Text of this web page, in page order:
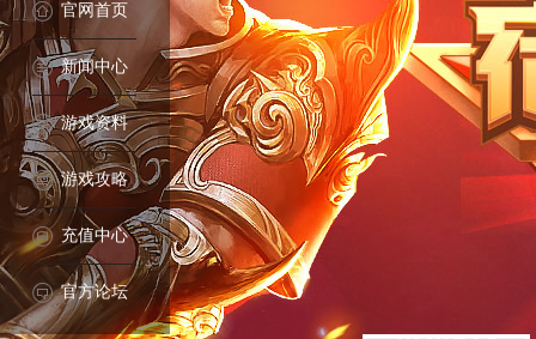
官网首页
新闻中心
游戏资料
游戏攻略
充值中心
官方论坛